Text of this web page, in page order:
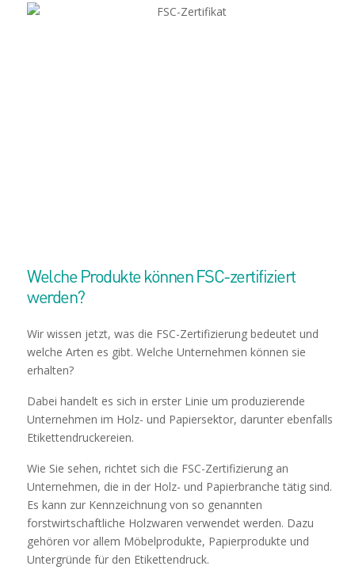
Welche Produkte können FSC-zertifiziert
werden?
Wir wissen jetzt, was die FSC-Zertifizierung bedeutet und
welche Arten es gibt. Welche Unternehmen können sie
erhalten?
Dabei handelt es sich in erster Linie um produzierende
Unternehmen im Holz- und Papiersektor, darunter ebenfalls
Etikettendruckereien.
Wie Sie sehen, richtet sich die FSC-Zertifizierung an
Unternehmen, die in der Holz- und Papierbranche tätig sind.
Es kann zur Kennzeichnung von so genannten
forstwirtschaftliche Holzwaren verwendet werden. Dazu
gehören vor allem Möbelprodukte, Papierprodukte und
Untergründe für den Etikettendruck.